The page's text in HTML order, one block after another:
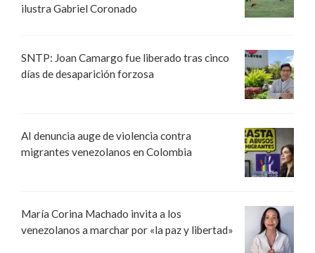
ilustra Gabriel Coronado
SNTP: Joan Camargo fue liberado tras cinco
días de desaparición forzosa
AI denuncia auge de violencia contra
migrantes venezolanos en Colombia
María Corina Machado invita a los
venezolanos a marchar por «la paz y libertad»